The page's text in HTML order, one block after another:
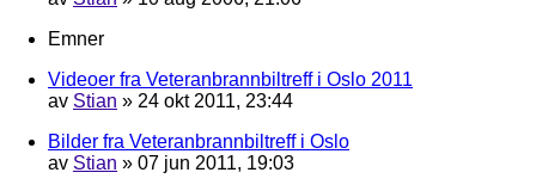
Emner
Videoer fra Veteranbrannbiltreff i Oslo 2011
av Stian » 24 okt 2011, 23:44
Bilder fra Veteranbrannbiltreff i Oslo
av Stian » 07 jun 2011, 19:03